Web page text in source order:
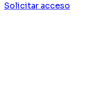
Solicitar acceso